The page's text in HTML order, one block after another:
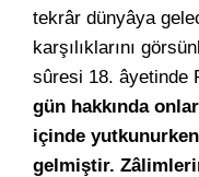
tekrâr dünyâya
karşılıklarını
sûresi 18. âyetinde
gün hakkında
içinde
gelmiştir.